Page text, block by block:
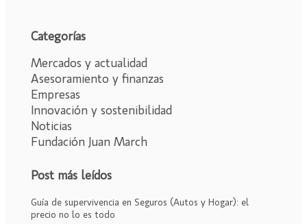
Categorías
Mercados y actualidad
Asesoramiento y finanzas
Empresas
Innovación y sostenibilidad
Noticias
Fundación Juan March
Post más leídos
Guía de supervivencia en Seguros (Autos y Hogar): el
precio no lo es todo